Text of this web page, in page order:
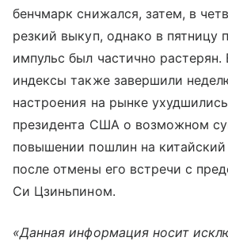
бенчмарк снижался, затем, в
резкий выкуп, однако в пятницу
импульс был частично
индексы также завершили
настроения на рынке
президента США о возможном
повышении пошлин на
после отмены его встречи с
Си Цзиньпином.
«Данная информация носит